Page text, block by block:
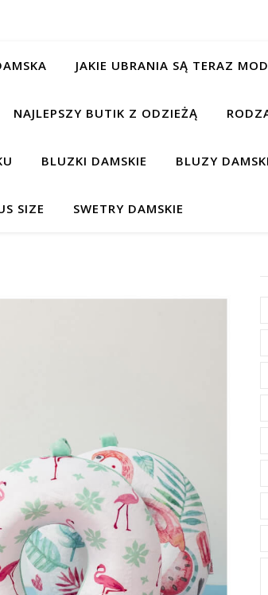
JAKIE UBRANIA SĄ TERAZ
NAJLEPSZY BUTIK Z ODZIEŻĄ
BLUZKI DAMSKIE BLUZY
SIZE SWETRY DAMSKIE